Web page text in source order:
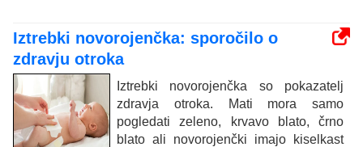
Iztrebki novorojenčka: sporočilo o
zdravju otroka
Iztrebki novorojenčka so pokazatelj
zdravja otroka. Mati mora samo
pogledati zeleno, krvavo blato, črno
blato ali novorojenčki imajo kiselkast